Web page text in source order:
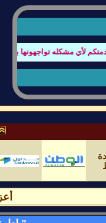
لأي مشكله تواجهونها بتصفح